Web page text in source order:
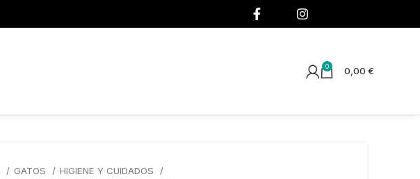
0 0,00 €
GATOS
HIGIENE Y CUIDADOS